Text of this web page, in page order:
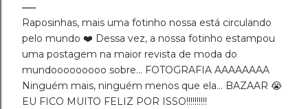
Raposinhas, mais uma fotinho nossa está circulando
pelo mundo ❤️ Dessa vez, a nossa fotinho estampou
uma postagem na maior revista de moda do
mundooooooooo sobre... FOTOGRAFIA AAAAAAAA
Ninguém mais, ninguém menos que ela... BAZAAR 😭
EU FICO MUITO FELIZ POR ISSO!!!!!!!!!!